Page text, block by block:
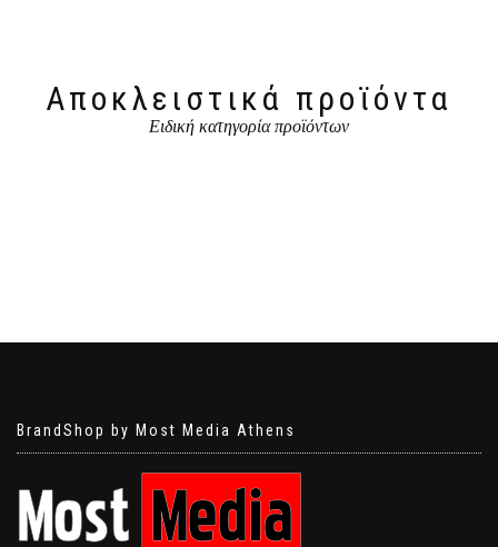
Αποκλειστικά προϊόντα
Ειδική κατηγορία προϊόντων
BrandShop by Most Media Athens